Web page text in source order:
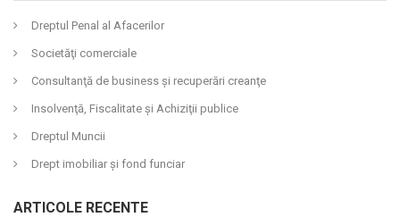
Dreptul Penal al Afacerilor
Societăţi comerciale
Consultanţă de business şi recuperări creanţe
Insolvenţă, Fiscalitate şi Achiziţii publice
Dreptul Muncii
Drept imobiliar şi fond funciar
ARTICOLE RECENTE